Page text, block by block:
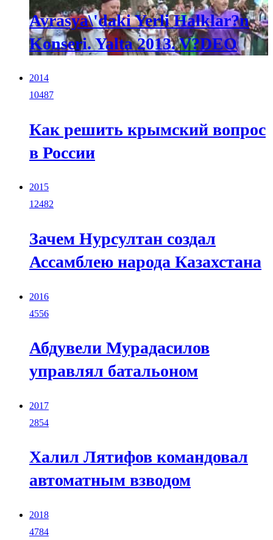
Avrasya\'daki Yerli Halklar?n
Konseri. Yalta 2013. V?DEO
2014
10487
Как решить крымский вопрос
в России
2015
12482
Зачем Нурсултан создал
Ассамблею народа Казахстана
2016
4556
Абдувели Мурадасилов
управлял батальоном
2017
2854
Халил Лятифов командовал
автоматным взводом
2018
4784